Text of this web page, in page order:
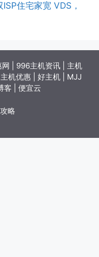
住宅家宽 VDS，
网 996主机资讯| 主机
主机优惠| 好主机| MJJ
客 便宜云
略